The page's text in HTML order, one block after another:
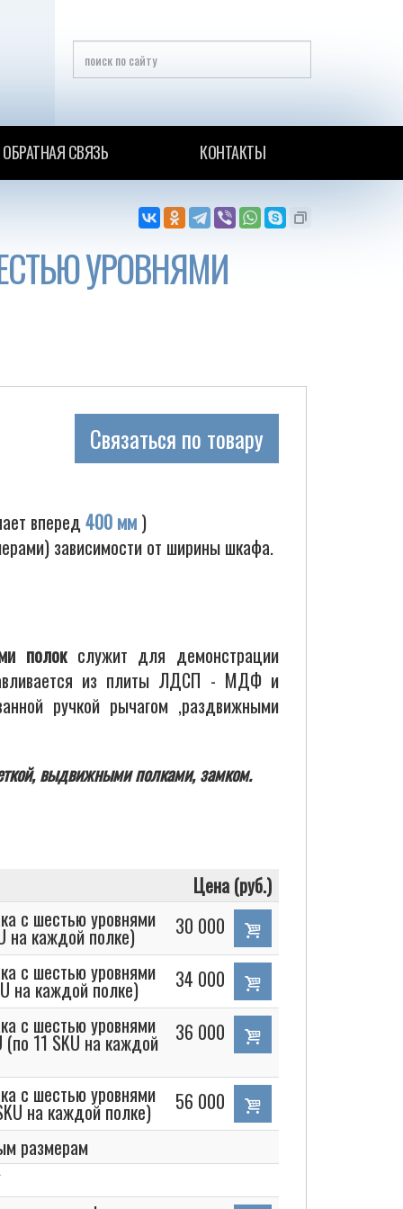
ОБРАТНАЯ СВЯЗЬ КОНТАКТЫ
УРОВНЯМИ
Связаться по товару
вперед400 мм )
зависимости от ширины шкафа.
полок служит для демонстрации
из плиты ЛДСП - МДФ и
ручкой рычагом ,раздвижными
выдвижными полками, замком.
Цена (руб.)
с шестью уровнями
на каждой полке)
30 000
с шестью уровнями
на каждой полке)
34 000
с шестью уровнями
11 SKU на каждой 36 000
с шестью уровнями
на каждой полке)
56 000
размерам